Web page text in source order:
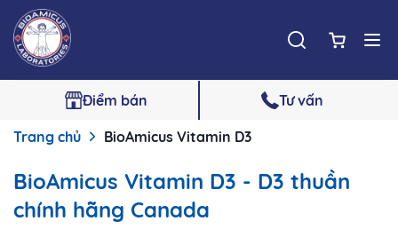
Điểm bán Tư vấn
Trang chủ BioAmicus Vitamin D3
BioAmicus Vitamin D3 - D3 thuần
chính hãng Canada